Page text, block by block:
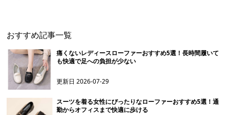
おすすめ記事一覧
痛くないレディースローファーおすすめ5選！長時間履いて
も快適で足への負担が少ない
更新日2026-07-29
スーツを着る女性にぴったりなローファーおすすめ5選！通
勤からオフィスまで快適に歩ける